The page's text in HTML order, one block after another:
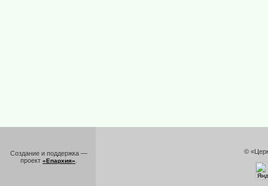
Создание и поддержка —
проект «Епархия»
©